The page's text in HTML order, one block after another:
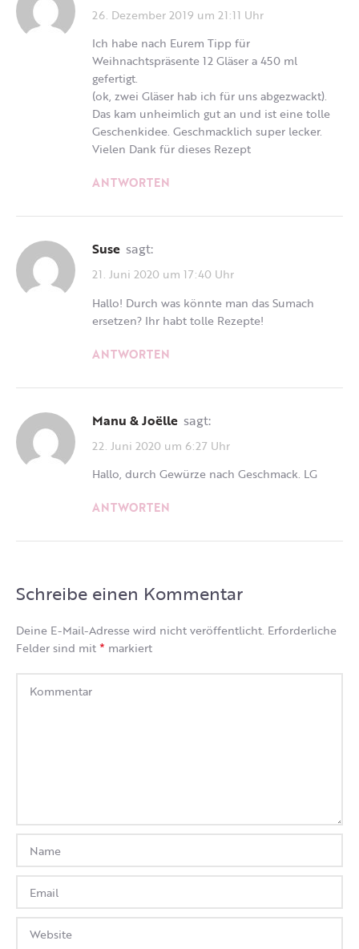
26. Dezember 2019 um 21:11 Uhr
Ich habe nach Eurem Tipp für
Weihnachtspräsente 12 Gläser a 450 ml
gefertigt.
(ok, zwei Gläser hab ich für uns abgezwackt).
Das kam unheimlich gut an und ist eine tolle
Geschenkidee. Geschmacklich super lecker.
Vielen Dank für dieses Rezept
ANTWORTEN
Suse sagt:
21. Juni 2020 um 17:40 Uhr
Hallo! Durch was könnte man das Sumach
ersetzen? Ihr habt tolle Rezepte!
ANTWORTEN
Manu & Joëlle sagt:
22. Juni 2020 um 6:27 Uhr
Hallo, durch Gewürze nach Geschmack. LG
ANTWORTEN
Schreibe einen Kommentar
Deine E-Mail-Adresse wird nicht veröffentlicht. Erforderliche
Felder sind mit* markiert